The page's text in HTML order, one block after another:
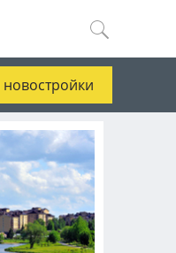
новостройки